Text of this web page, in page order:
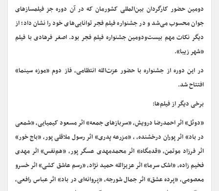
دومین حضور کارگردان بین‌المللی کشورمان که در آن دوره جز فیلمسازهای
جوان محسوب می‌شد و در جشنواره فیلم فجر توانایی‌های خود را نشان داد؛ از
دیگر نکات مهم بیست‌ودومین جشنواره فیلم فجر بود. اصغر فرهادی با فیلم
«شهر زیبا».
در این دوره از جشنواره با حضور عزت‌الله انتظامی، فاز دوم «موزه سینما»
افتتاح شد.
برخی دیگر از فیلم‌ها:
«دوئل» اثر احمدرضا درویش، «سربازهای جمعه» اثر مسعود کیمیایی، «شمعی
در باد» اثر پوران درخشنده، ، «مزرعه پدری» اثر رسول ملاقلی پور، «باج خور»
اثر فرزاد موتمن، «قدمگاه» اثر محمدمهدی عسگر پور، «هم‌نفس» اثر مهدی
فخیم زاده، «اشک سرما» اثر عزیزالله حمید نژاد، «رسم عاشق کشی» اثر خسرو
معصومی، «پرده عشق» اثر جمال شورجه، «پروانه‌ای در باد» اثر عباس رافعی،